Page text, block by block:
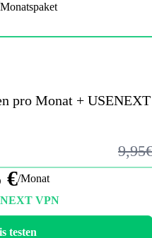
Monatspaket
pro Monat + USENEXT
€/Monat
VPN
testen